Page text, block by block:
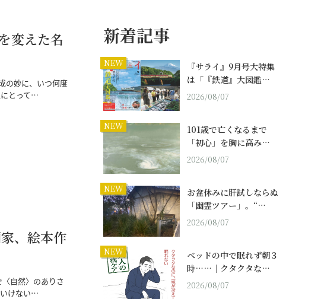
変えた名
の妙に、いつ何度
にとって…
、絵本作
自然〉のありさ
けない…
新着記事
NEW
『サライ』9月号大特集
は「『鉄道』大図鑑…
2026/08/07
NEW
101歳で亡くなるまで
「初心」を胸に高み…
2026/08/07
NEW
お盆休みに肝試しならぬ
「幽霊ツアー」。“…
2026/08/07
NEW
ベッドの中で眠れず朝３
時……｜クタクタな…
2026/08/07